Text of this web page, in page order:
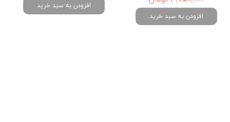
افزودن به سبد خرید
افزودن به سبد خرید